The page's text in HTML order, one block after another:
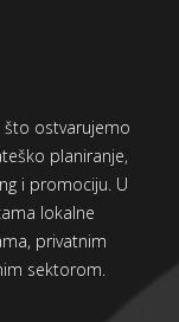
što ostvarujemo
planiranje,
i promociju. U
lokalne
privatnim
sektorom.